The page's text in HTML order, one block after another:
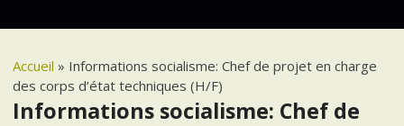
Accueil » Informations socialisme: Chef de projet en charge
des corps d’état techniques (H/F)
Informations socialisme: Chef de